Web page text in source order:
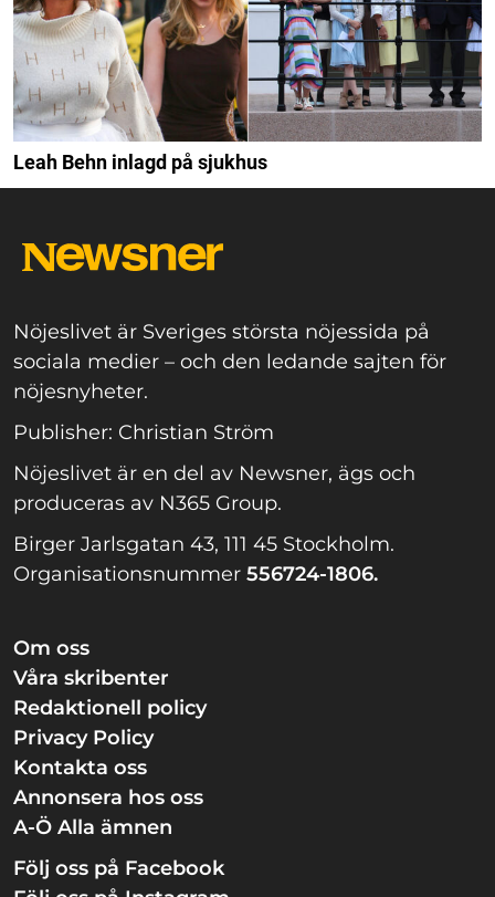
Leah Behn inlagd på sjukhus
Nöjeslivet är Sveriges största nöjessida på
sociala medier – och den ledande sajten för
nöjesnyheter.
Publisher: Christian Ström
Nöjeslivet är en del av Newsner, ägs och
produceras av N365 Group.
Birger Jarlsgatan 43, 111 45 Stockholm.
Organisationsnummer 556724-1806.
Om oss
Våra skribenter
Redaktionell policy
Privacy Policy
Kontakta oss
Annonsera hos oss
A-Ö Alla ämnen
Följ oss på Facebook